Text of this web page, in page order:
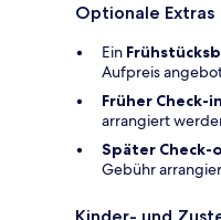
Optionale Extras
Ein
Aufpreis
Früher Check-in
arrangiert
Später Check-
Gebühr